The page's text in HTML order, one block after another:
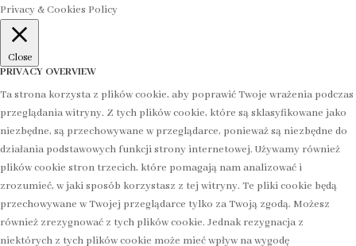
Privacy & Cookies Policy
Close
PRIVACY OVERVIEW
Ta strona korzysta z plików cookie, aby poprawić Twoje wrażenia podczas
przeglądania witryny. Z tych plików cookie, które są sklasyfikowane jako
niezbędne, są przechowywane w przeglądarce, ponieważ są niezbędne do
działania podstawowych funkcji strony internetowej. Używamy również
plików cookie stron trzecich, które pomagają nam analizować i
zrozumieć, w jaki sposób korzystasz z tej witryny. Te pliki cookie będą
przechowywane w Twojej przeglądarce tylko za Twoją zgodą. Możesz
również zrezygnować z tych plików cookie. Jednak rezygnacja z
niektórych z tych plików cookie może mieć wpływ na wygodę